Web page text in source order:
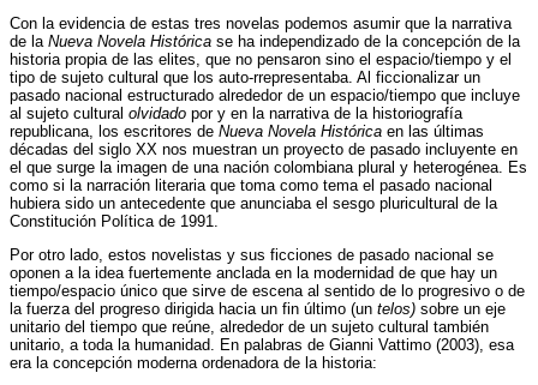
Con la evidencia de estas tres novelas podemos asumir que la narrativa
de la Nueva Novela Histórica se ha independizado de la concepción de la
historia propia de las elites, que no pensaron sino el espacio/tiempo y el
tipo de sujeto cultural que los auto-rrepresentaba. Al ficcionalizar un
pasado nacional estructurado alrededor de un espacio/tiempo que incluye
al sujeto cultural olvidado por y en la narrativa de la historiografía
republicana, los escritores de Nueva Novela Histórica en las últimas
décadas del siglo XX nos muestran un proyecto de pasado incluyente en
el que surge la imagen de una nación colombiana plural y heterogénea. Es
como si la narración literaria que toma como tema el pasado nacional
hubiera sido un antecedente que anunciaba el sesgo pluricultural de la
Constitución Política de 1991.
Por otro lado, estos novelistas y sus ficciones de pasado nacional se
oponen a la idea fuertemente anclada en la modernidad de que hay un
tiempo/espacio único que sirve de escena al sentido de lo progresivo o de
la fuerza del progreso dirigida hacia un fin último (un telos) sobre un eje
unitario del tiempo que reúne, alrededor de un sujeto cultural también
unitario, a toda la humanidad. En palabras de Gianni Vattimo (2003), esa
era la concepción moderna ordenadora de la historia: